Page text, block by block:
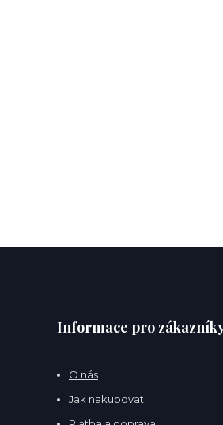
Informace pro
O nás
Jak nakupovat